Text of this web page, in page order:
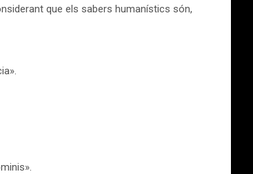
que els sabers humanístics són,